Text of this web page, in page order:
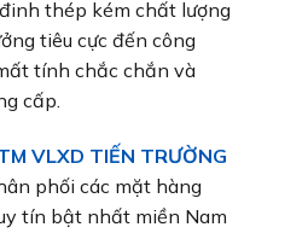
thép kém chất lượng
tiêu cực đến công
tính chắc chắn và
cấp.
VLXD TIẾN TRƯỜNG
phối các mặt hàng
tín bật nhất miền Nam